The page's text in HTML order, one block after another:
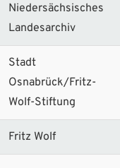
Niedersächsisches
Landesarchiv
Stadt
Osnabrück/Fritz-
Wolf-Stiftung
Fritz Wolf